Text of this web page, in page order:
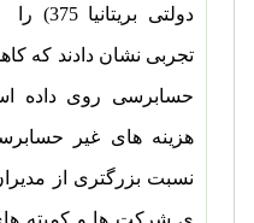
دولتی
تجربی نشان دادند که
حسابرسی روی داده
هزینه های غیر
نسبت بزرگتری از
ی شرکت ها و کمیته